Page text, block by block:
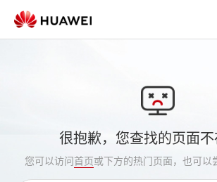
很抱歉，您查找的页面不
您可以访问首页或下方的热门页面，也可以